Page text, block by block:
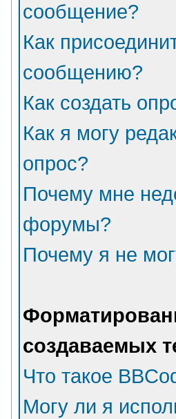
сообщение?
Как
сообщению?
Как создать
Как я могу
опрос?
Почему мне
форумы?
Почему я не
создаваемых
Что такое
Могу ли я